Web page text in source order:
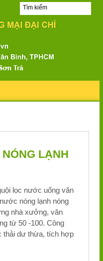
LẠNH
lọc nước uống văn
nóng lạnh nóng
nhà xưởng, văn
từ 50 -100. Công
thải dư thừa, tích hợp